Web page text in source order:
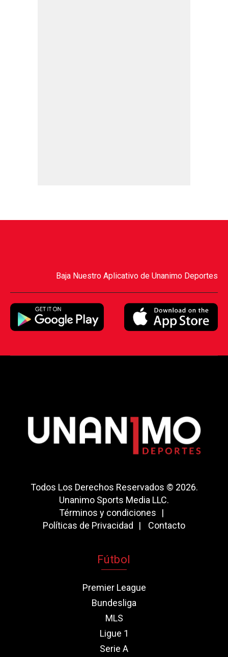
Baja Nuestro Aplicativo de Unanimo Deportes
Todos Los Derechos Reservados © 2026.
Unanimo Sports Media LLC.
Términos y condiciones
Políticas de Privacidad
Contacto
Fútbol
Premier League
Bundesliga
MLS
Ligue 1
Serie A